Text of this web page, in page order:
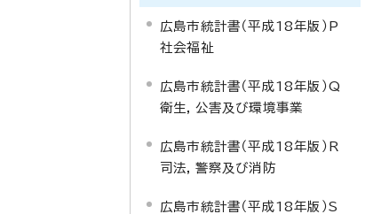
広島市統計書（平成18年版）P
社会福祉
広島市統計書（平成18年版）Q
衛生，公害及び環境事業
広島市統計書（平成18年版）R
司法，警察及び消防
広島市統計書（平成18年版）S